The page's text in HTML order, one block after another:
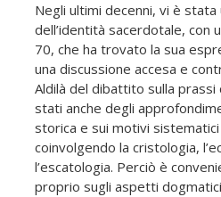
Negli ultimi decenni, vi è
dell’identità sacerdotale, con
70, che ha trovato la sua
una discussione accesa e
Aldilà del dibattito sulla prassi
stati anche degli
storica e sui motivi
coinvolgendo la cristologia,
l’escatologia. Perciò è
proprio sugli aspetti